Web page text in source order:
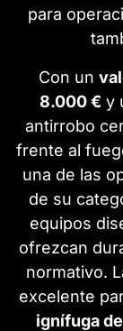
para
Con un
8.000 €y
antirrobo
frente al
una de las
de su
equipos
ofrezcan
normativo.
excelente
ignífuga